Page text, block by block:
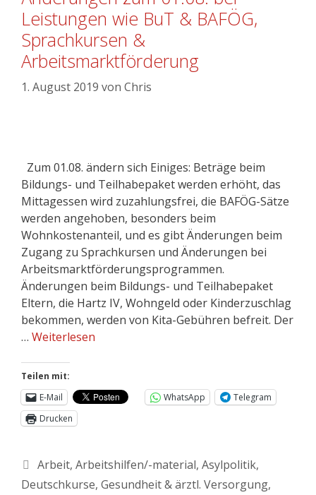
Leistungen wie BuT & BAFÖG,
Sprachkursen &
Arbeitsmarktförderung
1. August 2019 von Chris
Zum 01.08. ändern sich Einiges: Beträge beim
Bildungs- und Teilhabepaket werden erhöht, das
Mittagessen wird zuzahlungsfrei, die BAFÖG-Sätze
werden angehoben, besonders beim
Wohnkostenanteil, und es gibt Änderungen beim
Zugang zu Sprachkursen und Änderungen bei
Arbeitsmarktförderungsprogrammen.
Änderungen beim Bildungs- und Teilhabepaket
Eltern, die Hartz IV, Wohngeld oder Kinderzuschlag
bekommen, werden von Kita-Gebühren befreit. Der
… Weiterlesen
Teilen mit:
E-Mail
WhatsApp
Telegram
Drucken
Arbeit, Arbeitshilfen/-material, Asylpolitik,
Deutschkurse, Gesundheit & ärztl. Versorgung,